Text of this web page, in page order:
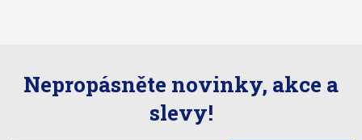
Nepropásněte novinky, akce a
slevy!